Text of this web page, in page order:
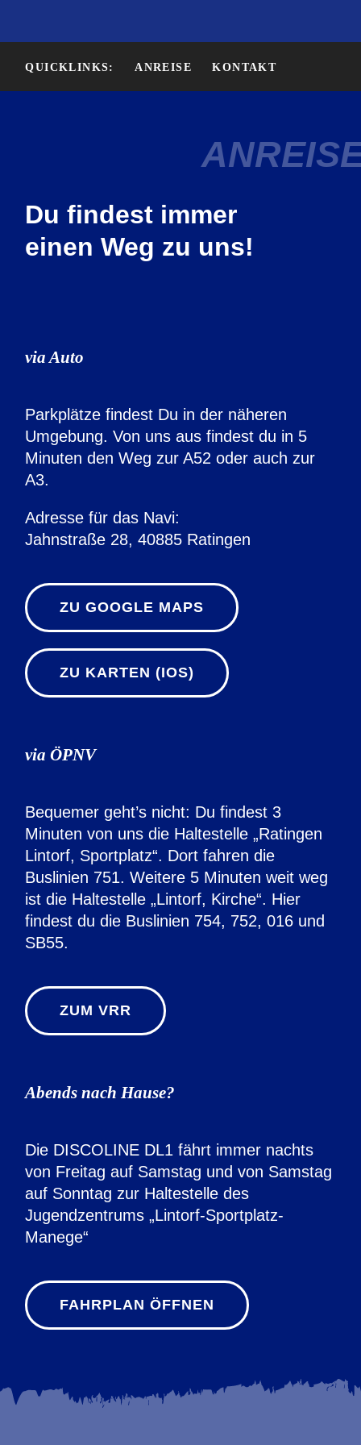
QUICKLINKS: ANREISE KONTAKT
Du findest immer
einen Weg zu uns!
via Auto
Parkplätze findest Du in der näheren
Umgebung. Von uns aus findest du in 5
Minuten den Weg zur A52 oder auch zur
A3.
Adresse für das Navi:
Jahnstraße 28, 40885 Ratingen
ZU GOOGLE MAPS
ZU KARTEN (IOS)
via ÖPNV
Bequemer geht’s nicht: Du findest 3
Minuten von uns die Haltestelle „Ratingen
Lintorf, Sportplatz“. Dort fahren die
Buslinien 751. Weitere 5 Minuten weit weg
ist die Haltestelle „Lintorf, Kirche“. Hier
findest du die Buslinien 754, 752, 016 und
SB55.
ZUM VRR
Abends nach Hause?
Die DISCOLINE DL1 fährt immer nachts
von Freitag auf Samstag und von Samstag
auf Sonntag zur Haltestelle des
Jugendzentrums „Lintorf-Sportplatz-
Manege“
FAHRPLAN ÖFFNEN